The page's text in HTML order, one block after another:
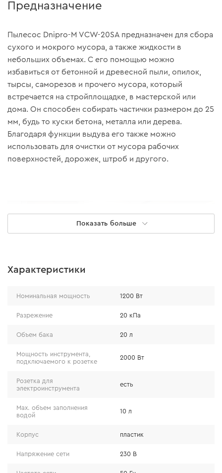
Предназначение
Пылесос Dnipro-M VCW-20SA предназначен для сбора
сухого и мокрого мусора, а также жидкости в
небольших объемах. С его помощью можно
избавиться от бетонной и древесной пыли, опилок,
тырсы, саморезов и прочего мусора, который
встречается на стройплощадке, в мастерской или
дома. Он способен собирать частички размером до 25
мм, будь то куски бетона, металла или дерева.
Благодаря функции выдува его также можно
использовать для очистки от мусора рабочих
поверхностей, дорожек, штроб и другого.
требует ухода. Мусор с острыми краями можно
благодаря наличию предварительного фильтра
мелкодисперсной пылью без использования
мешка;
Показать больше
Характеристики
Номинальная мощность 1200 Вт
Разрежение 20 кПа
Объем бака 20 л
Мощность инструмента,
подключаемого к розетке
2000 Вт
Розетка для
электроинструмента
есть
Мах. объем заполнения
водой
10 л
Корпус пластик
Напряжение сети 230 В